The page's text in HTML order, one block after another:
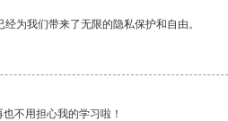
为我们带来了无限的隐私保护和自由。
不用担心我的学习啦！